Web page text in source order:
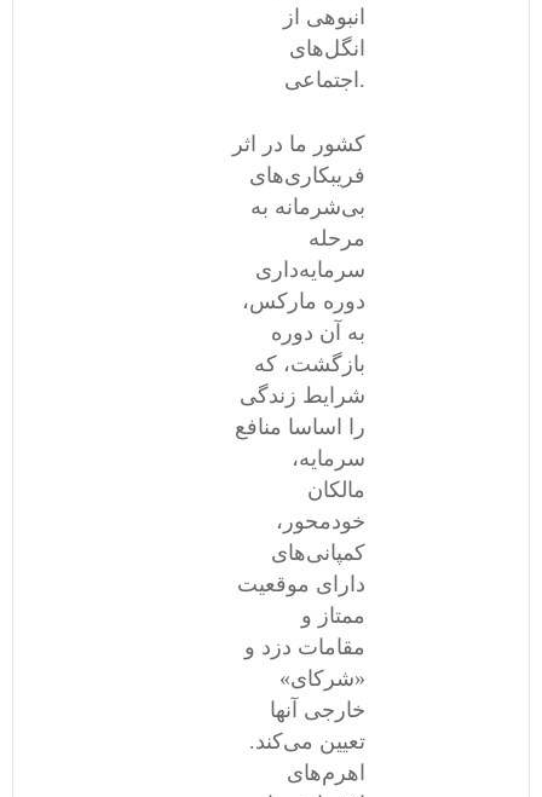
انبوهی از
انگل‌های
اجتماعی.
کشور ما در اثر
فریبکاری‌های
بی‌شرمانه به
مرحله
سرمایه‌داری
دوره مارکس،
به آن دوره
بازگشت، که
شرایط زندگی
را اساسا منافع
سرمایه،
مالکان
خودمحور،
کمپانی‌های
دارای موقعیت
ممتاز و
مقامات دزد و
«شرکای»
خارجی آنها
تعیین می‌کند.
اهرم‌های